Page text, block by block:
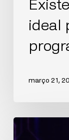
ideal
março 21,